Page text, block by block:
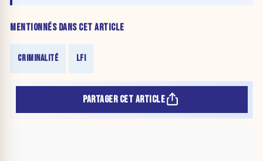
MENTIONNÉS DANS CET ARTICLE
CRIMINALITÉ LFI
PARTAGER CET ARTICLE